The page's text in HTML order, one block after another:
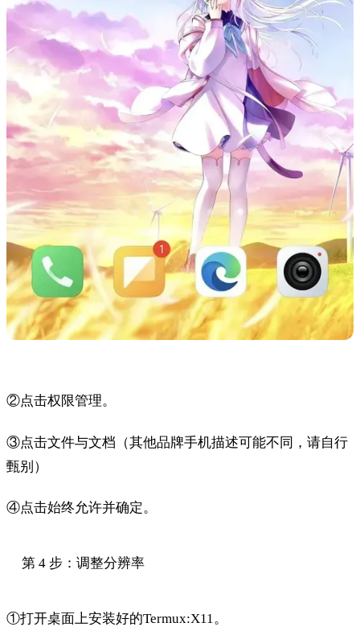
②点击权限管理。
③点击文件与文档（其他品牌手机描述可能不同，请自行
甄别）
④点击始终允许并确定。
第 4 步：调整分辨率
①打开桌面上安装好的Termux:X11。